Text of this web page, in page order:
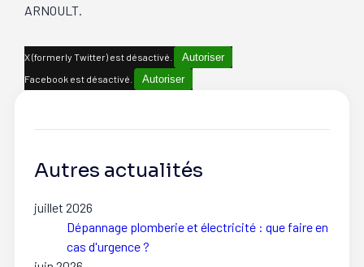
ARNOULT.
X (formerly Twitter) est désactivé. Autoriser
Facebook est désactivé. Autoriser
Autres actualités
juillet 2026
Dépannage plomberie et électricité : que faire en
cas d'urgence ?